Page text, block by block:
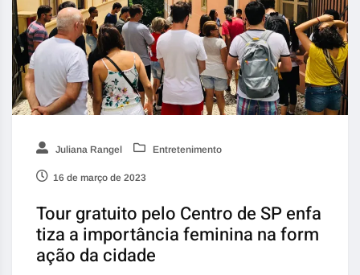
Juliana Rangel Entretenimento
16 de março de 2023
Tour gratuito pelo Centro de SP enfa
tiza a importância feminina na form
ação da cidade